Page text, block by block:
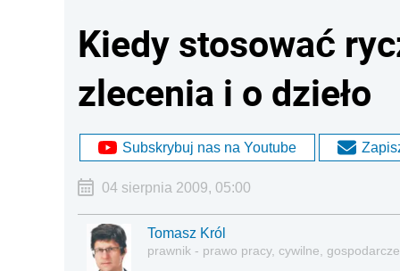
Kiedy stosować
zlecenia i o dzieło
Subskrybuj nas na Youtube
04 sierpnia 2009, 05:00
Tomasz Król
prawnik - prawo pracy, cywilne,